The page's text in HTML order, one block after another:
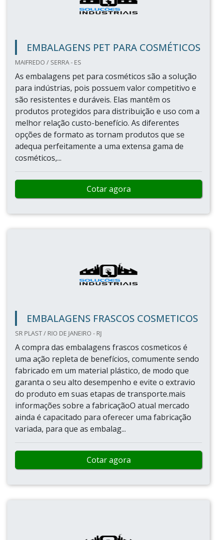
EMBALAGENS PET PARA COSMÉTICOS
MAIFREDO / SERRA - ES
As embalagens pet para cosméticos são a solução
para indústrias, pois possuem valor competitivo e
são resistentes e duráveis. Elas mantêm os
produtos protegidos para distribuição e uso com a
melhor relação custo-benefício. As diferentes
opções de formato as tornam produtos que se
adequa perfeitamente a uma extensa gama de
cosméticos,...
Cotar agora
EMBALAGENS FRASCOS COSMETICOS
SR PLAST / RIO DE JANEIRO - RJ
A compra das embalagens frascos cosmeticos é
uma ação repleta de benefícios, comumente sendo
fabricado em um material plástico, de modo que
garanta o seu alto desempenho e evite o extravio
do produto em suas etapas de transporte.mais
informações sobre a fabricaçãoO atual mercado
ainda é capacitado para oferecer uma fabricação
variada, para que as embalag...
Cotar agora